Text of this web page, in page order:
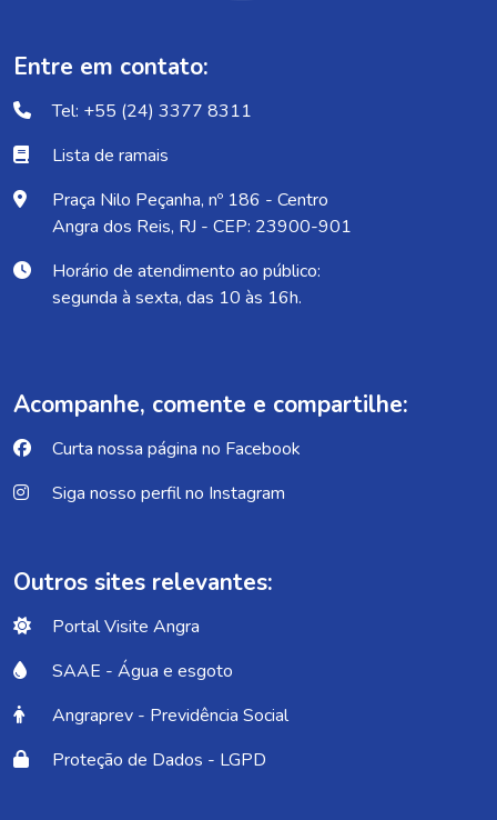
Entre em contato:
Tel: +55 (24) 3377 8311
Lista de ramais
Praça Nilo Peçanha, nº 186 - Centro
Angra dos Reis, RJ - CEP: 23900-901
Horário de atendimento ao público:
segunda à sexta, das 10 às 16h.
Acompanhe, comente e compartilhe:
Curta nossa página no Facebook
Siga nosso perfil no Instagram
Outros sites relevantes:
Portal Visite Angra
SAAE - Água e esgoto
Angraprev - Previdência Social
Proteção de Dados - LGPD